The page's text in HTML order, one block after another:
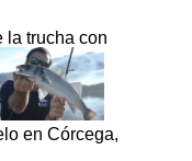
la trucha con
en Córcega,